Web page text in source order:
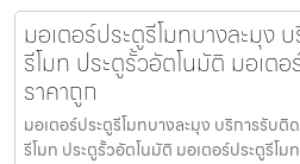
มอเตอร์ประตูรีโมทบางละมุง
รีโมท ประตูรั้วอัตโนมัติ มอเต
ราคาถูก
มอเตอร์ประตูรีโมทบางละมุง บริการรับติ
รีโมท ประตูรั้วอัตโนมัติ มอเตอร์ประตูรีโม